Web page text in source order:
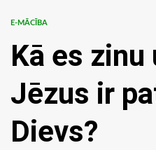
E-MĀCĪBA
Kā es zinu
Jēzus ir
Dievs?